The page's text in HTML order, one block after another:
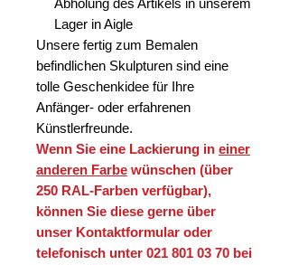
Abholung des Artikels in unserem
Lager in Aigle
Unsere fertig zum Bemalen
befindlichen Skulpturen sind eine
tolle Geschenkidee für Ihre
Anfänger- oder erfahrenen
Künstlerfreunde.
Wenn Sie eine Lackierung in einer
anderen Farbe wünschen (über
250 RAL-Farben verfügbar),
können Sie diese gerne über
unser Kontaktformular oder
telefonisch unter 021 801 03 70 bei